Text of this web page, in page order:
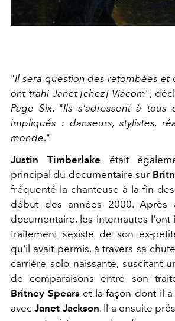
"Il sera question des retombées et
ont trahi Janet [chez] Viacom",
Page Six. "Ils s'adressent à tous
impliqués : danseurs, stylistes,
monde."
Justin Timberlake était
principal du documentaire sur
fréquenté la chanteuse à la fin
début des années 2000. Après
documentaire, les internautes l'ont
traitement sexiste de son ex-
qu'il avait permis, à travers sa
carrière solo naissante, suscitant
de comparaisons entre son
Britney Spears et la façon dont il
avecJanet Jackson. Il a ensuite